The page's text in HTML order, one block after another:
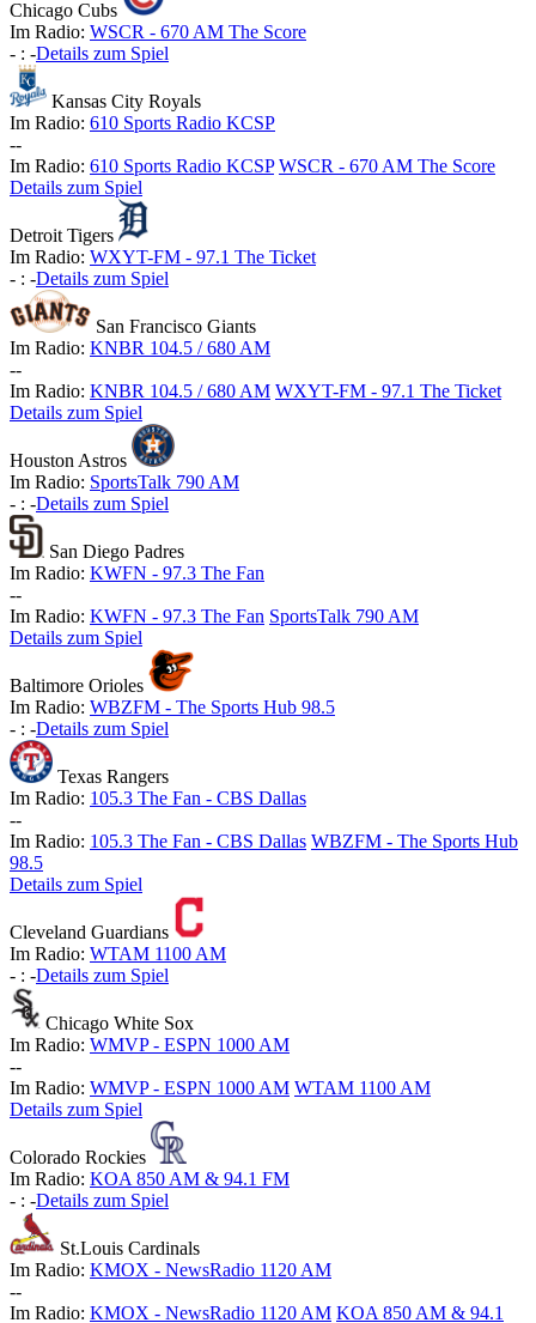
Chicago Cubs
Im Radio: WSCR - 670 AM The Score
- : -Details zum Spiel
Kansas City Royals
Im Radio: 610 Sports Radio KCSP
--
Im Radio: 610 Sports Radio KCSP WSCR - 670 AM The Score
Details zum Spiel
Detroit Tigers
Im Radio: WXYT-FM - 97.1 The Ticket
- : -Details zum Spiel
San Francisco Giants
Im Radio: KNBR 104.5 / 680 AM
--
Im Radio: KNBR 104.5 / 680 AM WXYT-FM - 97.1 The Ticket
Details zum Spiel
Houston Astros
Im Radio: SportsTalk 790 AM
- : -Details zum Spiel
San Diego Padres
Im Radio: KWFN - 97.3 The Fan
--
Im Radio: KWFN - 97.3 The Fan SportsTalk 790 AM
Details zum Spiel
Baltimore Orioles
Im Radio: WBZFM - The Sports Hub 98.5
- : -Details zum Spiel
Texas Rangers
Im Radio: 105.3 The Fan - CBS Dallas
--
Im Radio: 105.3 The Fan - CBS Dallas WBZFM - The Sports Hub
98.5
Details zum Spiel
Cleveland Guardians
Im Radio: WTAM 1100 AM
- : -Details zum Spiel
Chicago White Sox
Im Radio: WMVP - ESPN 1000 AM
--
Im Radio: WMVP - ESPN 1000 AM WTAM 1100 AM
Details zum Spiel
Colorado Rockies
Im Radio: KOA 850 AM & 94.1 FM
- : -Details zum Spiel
St.Louis Cardinals
Im Radio: KMOX - NewsRadio 1120 AM
--
Im Radio: KMOX - NewsRadio 1120 AM KOA 850 AM & 94.1